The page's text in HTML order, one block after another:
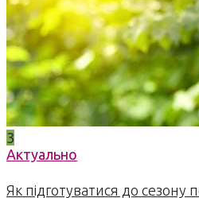
3
Актуально
Як підготуватися до сезону